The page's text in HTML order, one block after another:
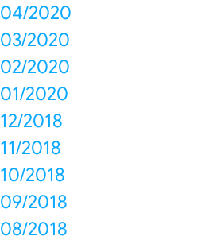
04/2020
03/2020
02/2020
01/2020
12/2018
11/2018
10/2018
09/2018
08/2018